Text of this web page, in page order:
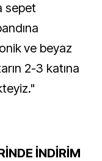
sepet
ve beyaz
2-3 katına
İNDİRİM